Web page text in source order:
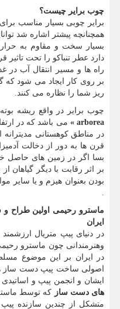
چوب برایر چیست؟
برایر چوبی بسیار مناسب برای
همچنانچه پیشتر اشاره شد
بسیار سخت و مقاوم به
دارد عطر تنباکو را تحت
راه ها و مسیر انتقال آب در
بر روی کار ایجاد می شود که
ریز شما را نظاره می کنند.
چوب برایر در واقع ریشه
arborea »
در مناطق کوهستانی
قرن ها به دور از دخالت
بسا اگر در زمین های حاصل
بر اثر رقابت با دیگر گیاهان
بودن بعنوان هیزم و یا سایر
ماسترو رحیمی اولین طراح و
ایران
در دنیای پیپ متریال
وهنرمندانی چون ماسترو
در ایران بر این موضوع
اصولی ساخت پیپ دست ساز
ایشان و انجمن پیپ و
های دست ساز که توسط